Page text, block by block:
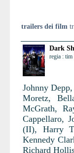
trailers dei film
Dark
regia :
Johnny
Moretz,
McGrath,
Cappellaro,
(II), Harry
Kennedy
Richard